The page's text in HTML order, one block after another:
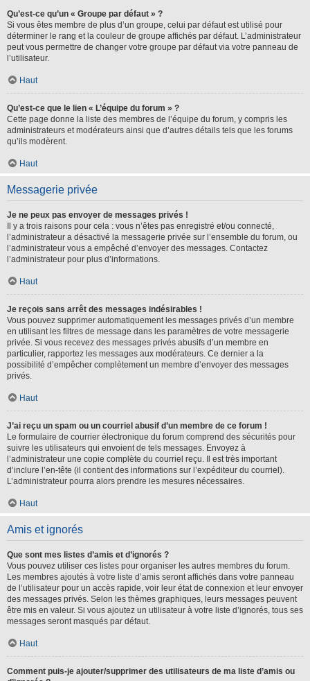
Qu’est-ce qu’un « Groupe par défaut » ?
Si vous êtes membre de plus d’un groupe, celui par défaut est utilisé pour
déterminer le rang et la couleur de groupe affichés par défaut. L’administrateur
peut vous permettre de changer votre groupe par défaut via votre panneau de
l’utilisateur.
Haut
Qu’est-ce que le lien « L’équipe du forum » ?
Cette page donne la liste des membres de l’équipe du forum, y compris les
administrateurs et modérateurs ainsi que d’autres détails tels que les forums
qu’ils modèrent.
Haut
Messagerie privée
Je ne peux pas envoyer de messages privés !
Il y a trois raisons pour cela : vous n’êtes pas enregistré et/ou connecté,
l’administrateur a désactivé la messagerie privée sur l’ensemble du forum, ou
l’administrateur vous a empêché d’envoyer des messages. Contactez
l’administrateur pour plus d’informations.
Haut
Je reçois sans arrêt des messages indésirables !
Vous pouvez supprimer automatiquement les messages privés d’un membre
en utilisant les filtres de message dans les paramètres de votre messagerie
privée. Si vous recevez des messages privés abusifs d’un membre en
particulier, rapportez les messages aux modérateurs. Ce dernier a la
possibilité d’empêcher complètement un membre d’envoyer des messages
privés.
Haut
J’ai reçu un spam ou un courriel abusif d’un membre de ce forum !
Le formulaire de courrier électronique du forum comprend des sécurités pour
suivre les utilisateurs qui envoient de tels messages. Envoyez à
l’administrateur une copie complète du courriel reçu. Il est très important
d’inclure l’en-tête (il contient des informations sur l’expéditeur du courriel).
L’administrateur pourra alors prendre les mesures nécessaires.
Haut
Amis et ignorés
Que sont mes listes d’amis et d’ignorés ?
Vous pouvez utiliser ces listes pour organiser les autres membres du forum.
Les membres ajoutés à votre liste d’amis seront affichés dans votre panneau
de l’utilisateur pour un accès rapide, voir leur état de connexion et leur envoyer
des messages privés. Selon les thèmes graphiques, leurs messages peuvent
être mis en valeur. Si vous ajoutez un utilisateur à votre liste d’ignorés, tous ses
messages seront masqués par défaut.
Haut
Comment puis-je ajouter/supprimer des utilisateurs de ma liste d’amis ou